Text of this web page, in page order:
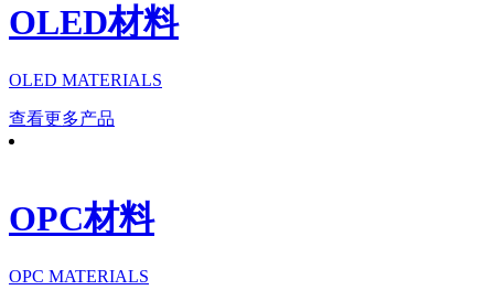
OLED材料
OLED MATERIALS
查看更多产品
OPC材料
OPC MATERIALS